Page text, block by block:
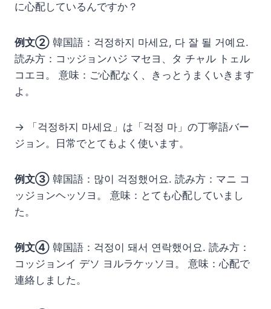
に心配しているんですか？
例文② 韓国語：걱정하지 마세요, 다 잘 될 거예요.
読み方：コッジョンハジ マセヨ、タ チャル トェル
コエヨ。 意味：ご心配なく、きっとうまくいきます
よ。
→ 「걱정하지 마세요」は「걱정 마」の丁寧語バー
ジョン。日常でとてもよく使います。
例文③ 韓国語：많이 걱정했어요. 読み方：マニ コ
ッジョンヘッソヨ。 意味：とても心配していまし
た。
例文④ 韓国語：걱정이 돼서 연락했어요. 読み方：
コッジョンイ デソ ヨルラケッソヨ。 意味：心配で
連絡しました。